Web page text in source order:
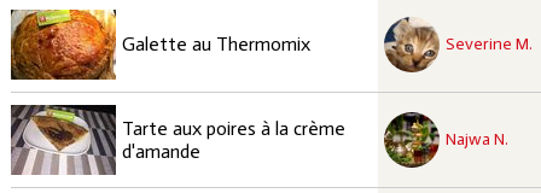
Galette au Thermomix Severine M.
recette à tester
Tarte aux poires à la crème
d'amande
Najwa N.
recette à tester